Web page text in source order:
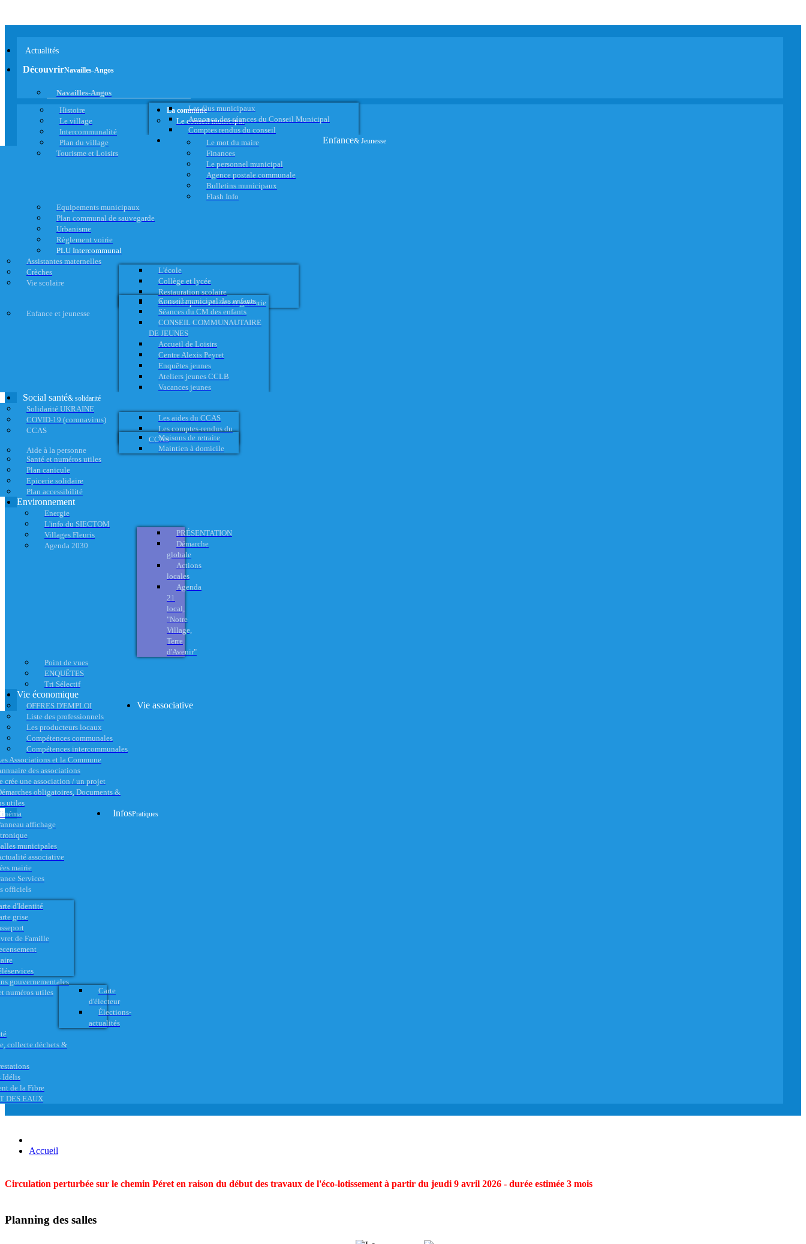
Actualités
DécouvrirNavailles-Angos
Navailles-Angos
Histoire
Le village
Intercommunalité
Plan du village
Tourisme et Loisirs
La commune
Le conseil municipal
Les élus municipaux
Annonce des séances du Conseil Municipal
Comptes rendus du conseil
Le mot du maire
Finances
Le personnel municipal
Agence postale communale
Bulletins municipaux
Flash Info
Equipements municipaux
Plan communal de sauvegarde
Urbanisme
Règlement voirie
PLU Intercommunal
Enfance& Jeunesse
Assistantes maternelles
Crèches
Vie scolaire
L'école
Collège et lycée
Restauration scolaire
Activités périscolaires et garderie
Enfance et jeunesse
Conseil municipal des enfants
Séances du CM des enfants
CONSEIL COMMUNAUTAIRE
DE JEUNES
Accueil de Loisirs
Centre Alexis Peyret
Enquêtes jeunes
Ateliers jeunes CCLB
Vacances jeunes
Social santé& solidarité
Solidarité UKRAINE
COVID-19 (coronavirus)
CCAS
Les aides du CCAS
Les comptes-rendus du
CCAS
Aide à la personne
Maisons de retraite
Maintien à domicile
Santé et numéros utiles
Plan canicule
Epicerie solidaire
Plan accessibilité
Environnement
Energie
L'info du SIECTOM
Villages Fleuris
Agenda 2030
PRÉSENTATION
Démarche
globale
Actions
locales
Agenda
21
local,
"Notre
Village,
Terre
d'Avenir"
Point de vues
ENQUÊTES
Tri Sélectif
Vie économique
OFFRES D'EMPLOI
Liste des professionnels
Les producteurs locaux
Compétences communales
Compétences intercommunales
Vie associative
Associations et la Commune
des associations
crée une association / un projet
obligatoires, Documents &
utiles
affichage
municipales
associative
InfosPratiques
mairie
Services
officiels
d'Identité
grise
de Famille
gouvernementales
numéros utiles
Carte
d'électeur
Élections-
actualités
collecte déchets &
Idélis
de la Fibre
DES EAUX
Accueil
Circulation perturbée sur le chemin Péret en raison du début des travaux de l'éco-lotissement à partir du jeudi 9 avril 2026 - durée estimée 3 mois
Planning des salles